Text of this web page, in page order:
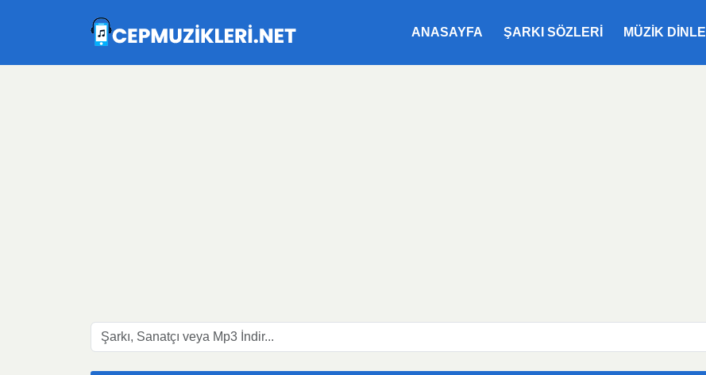
ANASAYFA ŞARKI SÖZLERI MÜZIK DINLE